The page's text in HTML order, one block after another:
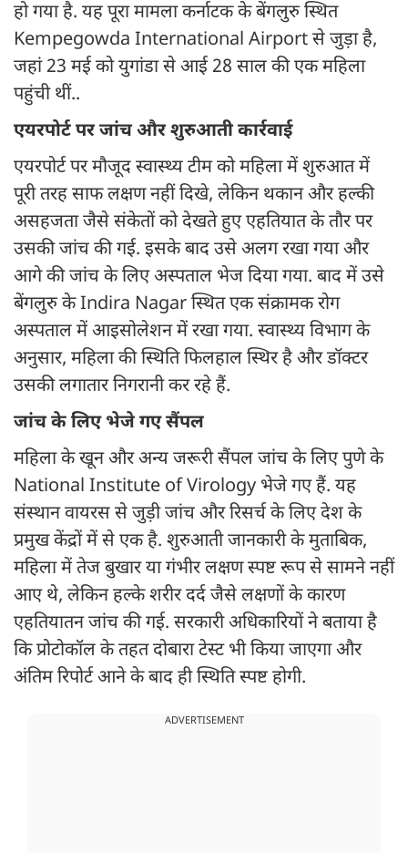
हो गया है. यह पूरा मामला कर्नाटक के बेंगलुरु स्थित
Kempegowda International Airport से जुड़ा है,
जहां 23 मई को युगांडा से आई 28 साल की एक महिला
पहुंची थीं..
एयरपोर्ट पर जांच और शुरुआती कार्रवाई
एयरपोर्ट पर मौजूद स्वास्थ्य टीम को महिला में शुरुआत में
पूरी तरह साफ लक्षण नहीं दिखे, लेकिन थकान और हल्की
असहजता जैसे संकेतों को देखते हुए एहतियात के तौर पर
उसकी जांच की गई. इसके बाद उसे अलग रखा गया और
आगे की जांच के लिए अस्पताल भेज दिया गया. बाद में उसे
बेंगलुरु के Indira Nagar स्थित एक संक्रामक रोग
अस्पताल में आइसोलेशन में रखा गया. स्वास्थ्य विभाग के
अनुसार, महिला की स्थिति फिलहाल स्थिर है और डॉक्टर
उसकी लगातार निगरानी कर रहे हैं.
जांच के लिए भेजे गए सैंपल
महिला के खून और अन्य जरूरी सैंपल जांच के लिए पुणे के
National Institute of Virology भेजे गए हैं. यह
संस्थान वायरस से जुड़ी जांच और रिसर्च के लिए देश के
प्रमुख केंद्रों में से एक है. शुरुआती जानकारी के मुताबिक,
महिला में तेज बुखार या गंभीर लक्षण स्पष्ट रूप से सामने नहीं
आए थे, लेकिन हल्के शरीर दर्द जैसे लक्षणों के कारण
एहतियातन जांच की गई. सरकारी अधिकारियों ने बताया है
कि प्रोटोकॉल के तहत दोबारा टेस्ट भी किया जाएगा और
अंतिम रिपोर्ट आने के बाद ही स्थिति स्पष्ट होगी.
ADVERTISEMENT